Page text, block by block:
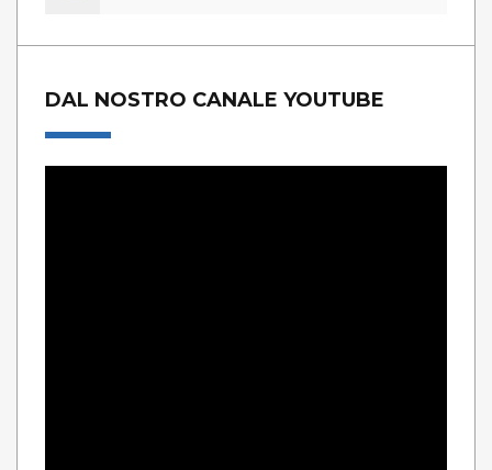
DAL NOSTRO CANALE YOUTUBE